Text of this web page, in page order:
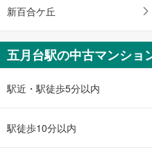
に
す
る
新百合ケ丘
五月台駅の中古マンショ
駅近・駅徒歩5分以内
駅徒歩10分以内